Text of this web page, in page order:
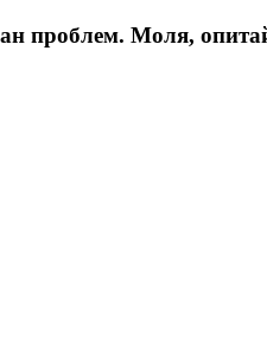
проблем. Моля,